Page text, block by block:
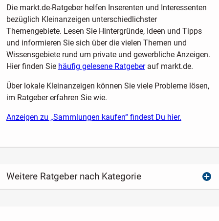
Die markt.de-Ratgeber helfen Inserenten und Interessenten
bezüglich Kleinanzeigen unterschiedlichster
Themengebiete. Lesen Sie Hintergründe, Ideen und Tipps
und informieren Sie sich über die vielen Themen und
Wissensgebiete rund um private und gewerbliche Anzeigen.
Hier finden Sie häufig gelesene Ratgeberauf markt.de.
Über lokale Kleinanzeigen können Sie viele Probleme lösen,
im Ratgeber erfahren Sie wie.
Anzeigen zu „Sammlungen kaufen“ findest Du hier.
Weitere Ratgeber nach Kategorie